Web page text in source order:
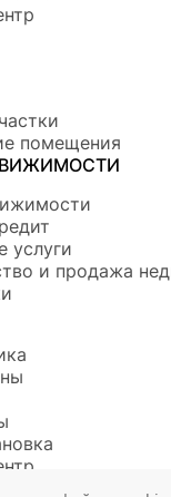
помещения
услуги
и продажа